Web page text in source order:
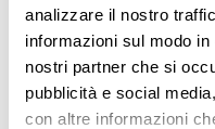
analizzare il nostro
informazioni sul modo
nostri partner che si
pubblicità e social
con altre informazioni
Quando si affronta
management
normale
percorso. Ecco